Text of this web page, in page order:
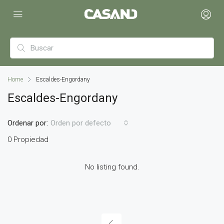
Home Escaldes-Engordany
Escaldes-Engordany
0 Propiedad
Ordenar por: Orden por defecto
No listing found.